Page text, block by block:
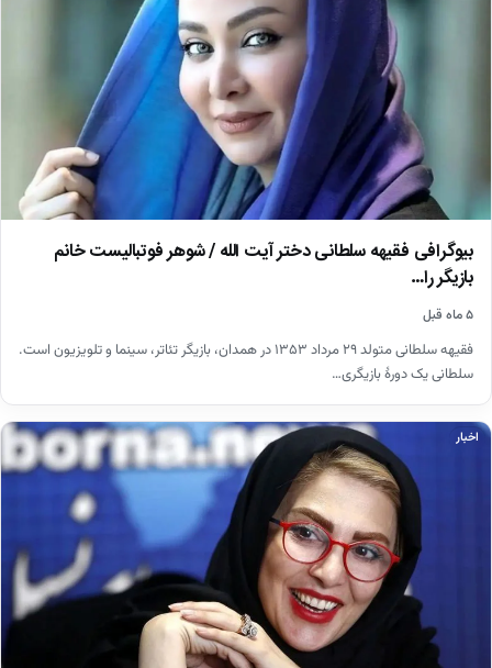
بیوگرافی فقیهه سلطانی دختر آیت الله / شوهر فوتبالیست خانم
بازیگر را…
۵ ماه قبل
فقیهه سلطانی متولد ۲۹ مرداد ۱۳۵۳ در همدان، بازیگر تئاتر، سینما و تلویزیون است.
سلطانی یک دورهٔ بازیگری…
اخبار